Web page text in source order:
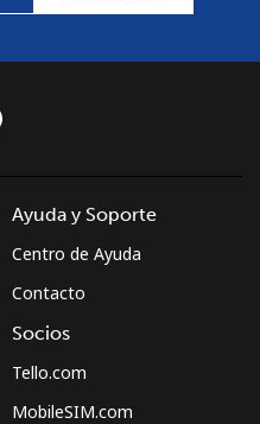
Ayuda y Soporte
Centro de Ayuda
Contacto
Socios
Tello.com
MobileSIM.com